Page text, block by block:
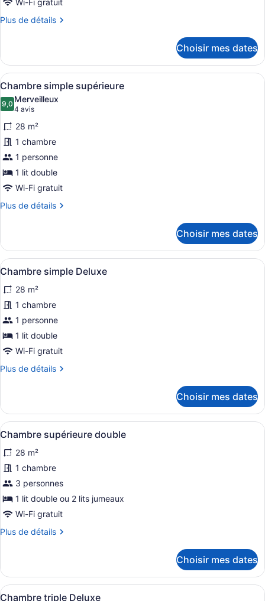
Wi-Fi gratuit
Plus de détails
Plus
Chambre
Choisir mes dates
Afficher
toutes
les
photos
pour
ce
type
de
chambre :
Chambre
Une chambre d’hôtel avec un
4
Chambre simple supérieure
9,09,0 sur 10
Merveilleux
4 avis
(4 avis)
28 m²
1 chambre
1 personne
1 lit double
Wi-Fi gratuit
Plus de détails
Plus
Chambre
simple
supérieure
Choisir mes dates
Afficher
toutes
les
photos
pour
ce
type
chambre :
Deluxe
Une chambre d’hôtel avec deux
5
Chambre simple Deluxe
28 m²
1 chambre
1 personne
1 lit double
Wi-Fi gratuit
Plus de détails
Plus
Chambre
simple
Deluxe
Choisir mes dates
Afficher
toutes
les
photos
pour
ce
type
chambre :
double
Une chambre d’hôtel avec un lit,
4
Chambre supérieure double
28 m²
1 chambre
3 personnes
1 lit double ou 2 lits jumeaux
Wi-Fi gratuit
Plus de détails
Plus
Chambre
supérieure
double
Choisir mes dates
Afficher
Une chambre d’hôtel avec deux
5
Chambre triple Deluxe